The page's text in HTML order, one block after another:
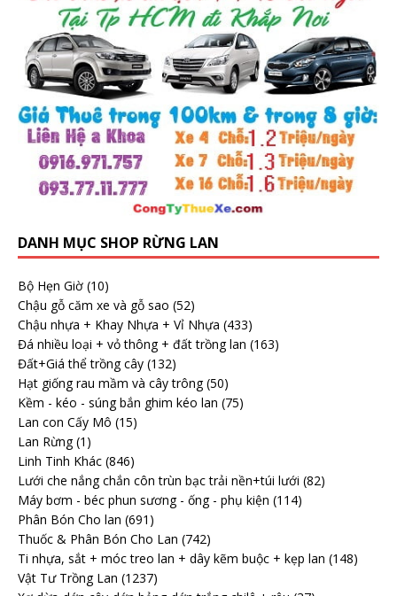
DANH MỤC SHOP RỪNG LAN
Bộ Hẹn Giờ (10)
Chậu gỗ căm xe và gỗ sao (52)
Chậu nhựa + Khay Nhựa + Vỉ Nhựa (433)
Đá nhiều loại + vỏ thông + đất trồng lan (163)
Đất+Giá thể trồng cây (132)
Hạt giống rau mầm và cây trông (50)
Kềm - kéo - súng bắn ghim kéo lan (75)
Lan con Cấy Mô (15)
Lan Rừng (1)
Linh Tinh Khác (846)
Lưới che nắng chắn côn trùn bạc trải nền+túi lưới (82)
Máy bơm - béc phun sương - ống - phụ kiện (114)
Phân Bón Cho lan (691)
Thuốc & Phân Bón Cho Lan (742)
Ti nhựa, sắt + móc treo lan + dây kẽm buộc + kẹp lan (148)
Vật Tư Trồng Lan (1237)